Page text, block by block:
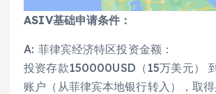
ASIV基础申请条件：
A: 菲律宾经济特区投资金额：
投资存款150000USD（15万美元）
账户（从菲律宾本地银行转入），取